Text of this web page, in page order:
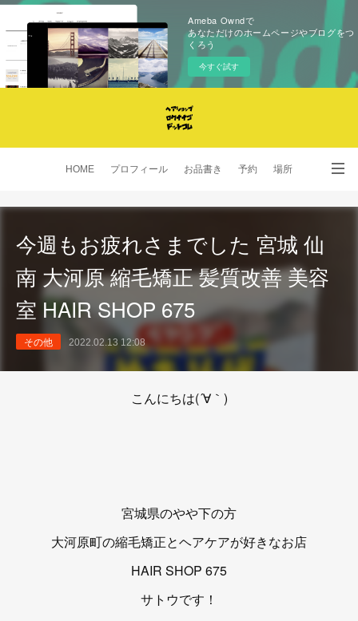
Ameba Owndで
あなただけのホームページやブログをつ
くろう
今すぐ試す
HOME プロフィール お品書き 予約 場所
SNS
今週もお疲れさまでした 宮城 仙
南 大河原 縮毛矯正 髪質改善 美容
室 HAIR SHOP 675
その他 2022.02.13 12:08
こんにちは(´∀｀)
宮城県のやや下の方
大河原町の縮毛矯正とヘアケアが好きなお店
HAIR SHOP 675
サトウです！